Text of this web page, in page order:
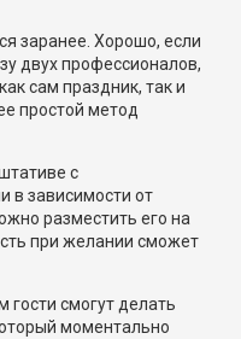
заранее. Хорошо, если
двух профессионалов,
сам праздник, так и
простой метод
с
в зависимости от
разместить его на
при желании сможет
смогут делать
моментально